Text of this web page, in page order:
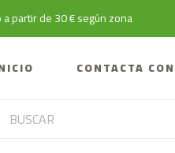
partir de 30 € según zona
CONTACTA